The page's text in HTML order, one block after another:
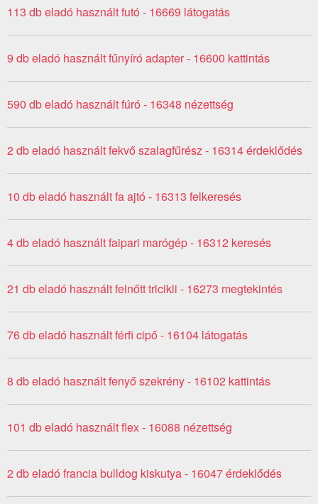
113 db eladó használt futó - 16669 látogatás
9 db eladó használt fűnyíró adapter - 16600 kattintás
590 db eladó használt fúró - 16348 nézettség
2 db eladó használt fekvő szalagfűrész - 16314 érdeklődés
10 db eladó használt fa ajtó - 16313 felkeresés
4 db eladó használt faipari marógép - 16312 keresés
21 db eladó használt felnőtt tricikli - 16273 megtekintés
76 db eladó használt férfi cipő - 16104 látogatás
8 db eladó használt fenyő szekrény - 16102 kattintás
101 db eladó használt flex - 16088 nézettség
2 db eladó francia bulldog kiskutya - 16047 érdeklődés